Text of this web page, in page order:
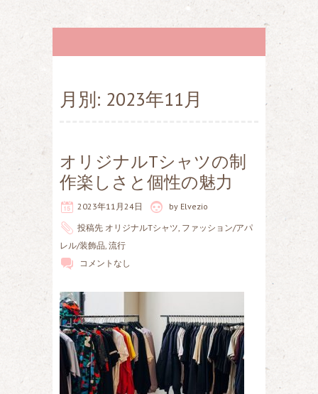
月別: 2023年11月
オリジナルTシャツの制
作楽しさと個性の魅力
2023年11月24日 by Elvezio
投稿先 オリジナルTシャツ, ファッション/アパ
レル/装飾品, 流行
コメントなし